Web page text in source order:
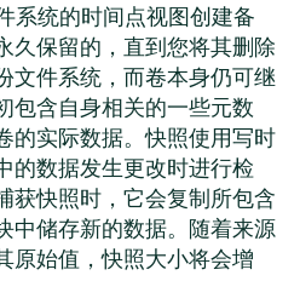
系统的时间点视图创建备
久保留的，直到您将其删除
文件系统，而卷本身仍可继
包含自身相关的一些元数
的实际数据。快照使用写时
的数据发生更改时进行检
获快照时，它会复制所包含
中储存新的数据。随着来源
原始值，快照大小将会增